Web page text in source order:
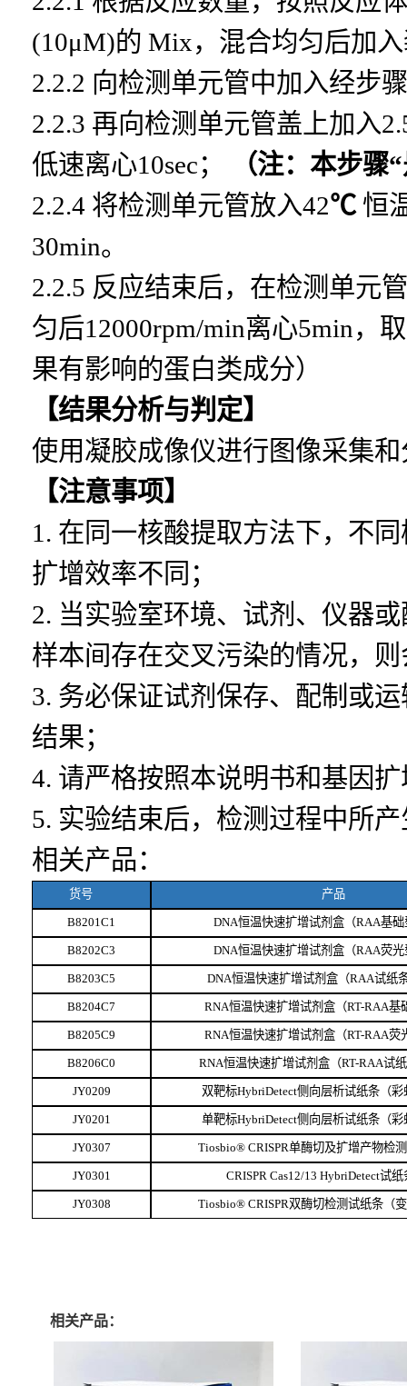
(10μM)的 Mix，混合均匀后加
2.2.2 向检测单元管中加入经步
2.2.3 再向检测单元管盖上加入
低速离心10sec；
（注：本步骤
2.2.4 将检测单元管放入42℃ 恒
30min。
2.2.5 反应结束后，在检测单元
匀后12000rpm/min离心5min，
果有影响的蛋白类成分）
【结果分析与判定】
使用凝胶成像仪进行图像采集
【注意事项】
1. 在同一核酸提取方法下，不
扩增效率不同；
2. 当实验室环境、试剂、仪器
样本间存在交叉污染的情况，
3. 务必保证试剂保存、配制或
结果；
4. 请严格按照本说明书和基因
5. 实验结束后，检测过程中所
相关产品：
货号 产品
B8201C1 DNA恒温快速扩增试剂盒（RAA基础
B8202C3 DNA恒温快速扩增试剂盒（RAA荧光
B8203C5 DNA恒温快速扩增试剂盒（RAA试纸
B8204C7 RNA恒温快速扩增试剂盒（RT-RAA基
B8205C9 RNA恒温快速扩增试剂盒（RT-RAA荧
B8206C0 RNA恒温快速扩增试剂盒（RT-RAA试
JY0209 双靶标HybriDetect侧向层析试纸条（彩
JY0201 单靶标HybriDetect侧向层析试纸条（彩
JY0307 Tiosbio® CRISPR单酶切及扩增产物检
JY0301 CRISPR Cas12/13 HybriDetect试纸
JY0308 Tiosbio® CRISPR双酶切检测试纸条（
相关产品：